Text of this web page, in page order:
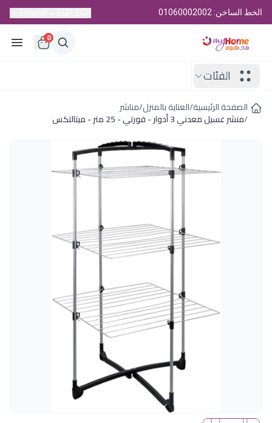
الخط الساخن: 01060002002
0
الفئات
الصفحة الرئيسية/العناية بالمنزل/مناشر
/منشر غسيل معدني 3 أدوار - فورتي - 25 متر - ميتالتكس